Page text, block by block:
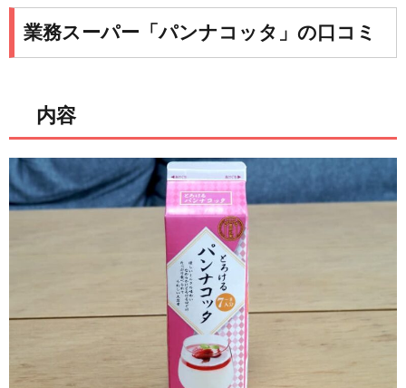
業務スーパー「パンナコッタ」の口コミ
内容